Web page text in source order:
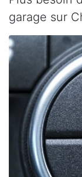
garage sur